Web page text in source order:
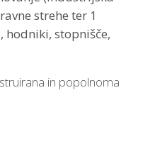
strehe ter 1
hodniki, stopnišče,
in popolnoma